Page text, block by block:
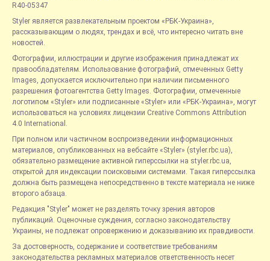
R40-05347
Styler является развлекательным проектом «РБК-Украина»,
рассказывающим о людях, трендах и всё, что интересно читать вне
новостей.
Фотографии, иллюстрации и другие изображения принадлежат их
правообладателям. Использование фотографий, отмеченных Getty
Images, допускается исключительно при наличии письменного
разрешения фотоагентства Getty Images. Фотографии, отмеченные
логотипом «Styler» или подписанные «Styler» или «РБК-Украина», могут
использоваться на условиях лицензии Creative Commons Attribution
4.0 International.
При полном или частичном воспроизведении информационных
материалов, опубликованных на вебсайте «Styler» (styler.rbc.ua),
обязательно размещение активной гиперссылки на styler.rbc.ua,
открытой для индексации поисковыми системами. Такая гиперссылка
должна быть размещена непосредственно в тексте материала не ниже
второго абзаца.
Редакция "Styler" может не разделять точку зрения авторов
публикаций. Оценочные суждения, согласно законодательству
Украины, не подлежат опровержению и доказыванию их правдивости.
За достоверность, содержание и соответствие требованиям
законодательства рекламных материалов ответственность несет